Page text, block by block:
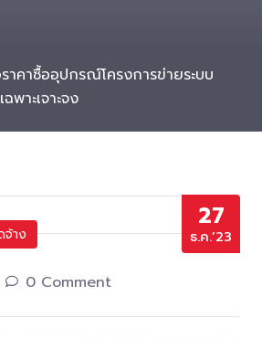
ราคาซื้ออุปกรณ์โครงการข่ายระบบ
าะเจาะจง
27
ธ.ค.’23
จ้าง
0 Comment